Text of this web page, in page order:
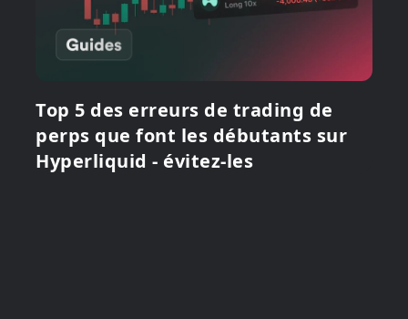
Top 5 des erreurs de trading de
perps que font les débutants sur
Hyperliquid - évitez-les